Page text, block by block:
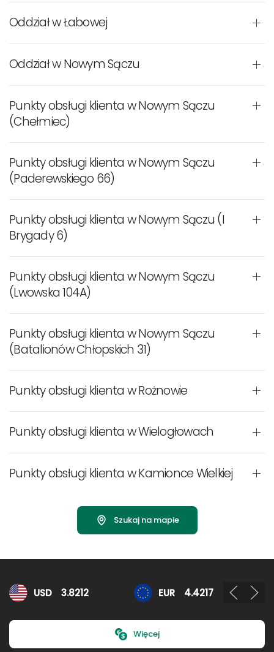
Oddział w Łabowej
Oddział w Nowym Sączu
Punkty obsługi klienta w Nowym Sączu
(Chełmiec)
Punkty obsługi klienta w Nowym Sączu
(Paderewskiego 66)
Punkty obsługi klienta w Nowym Sączu (I
Brygady 6)
Punkty obsługi klienta w Nowym Sączu
(Lwowska 104A)
Punkty obsługi klienta w Nowym Sączu
(Batalionów Chłopskich 31)
Punkty obsługi klienta w Rożnowie
Punkty obsługi klienta w Wielogłowach
Punkty obsługi klienta w Kamionce Wielkiej
Szukaj na mapie
Kursy walut
USD 3.8212 EUR 4.4217
Więcej